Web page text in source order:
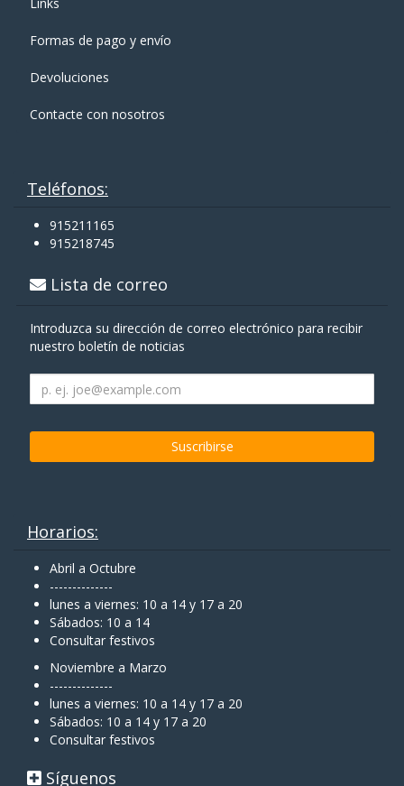
Links
Formas de pago y enví­o
Devoluciones
Contacte con nosotros
Teléfonos:
915211165
915218745
Lista de correo
Introduzca su dirección de correo electrónico para recibir
nuestro boletín de noticias
Horarios:
Abril a Octubre
--------------
lunes a viernes: 10 a 14 y 17 a 20
Sábados: 10 a 14
Consultar festivos
Noviembre a Marzo
--------------
lunes a viernes: 10 a 14 y 17 a 20
Sábados: 10 a 14 y 17 a 20
Consultar festivos
Síguenos